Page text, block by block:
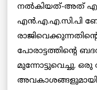
നല്‍കിയത്-അത്
എന്‍.എ.എ.സി.പി
പോരാട്ടത്തിന്റെ
മുന്നോട്ടുവെച്ചു. ഒരു
അവകാശങ്ങളുമായി